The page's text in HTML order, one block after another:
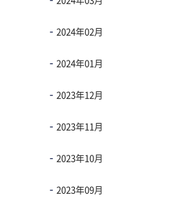
2024年02月
2024年01月
2023年12月
2023年11月
2023年10月
2023年09月